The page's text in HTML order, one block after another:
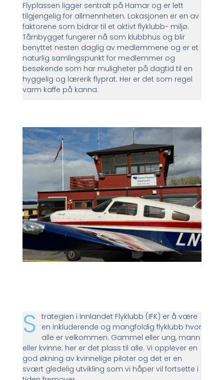
Flyplassen ligger sentralt på Hamar og er lett
tilgjengelig for allmennheten. Lokasjonen er en av
faktorene som bidrar til et aktivt flyklubb- miljø.
Tårnbygget fungerer nå som klubbhus og blir
benyttet nesten daglig av medlemmene og er et
naturlig samlingspunkt for medlemmer og
besøkende som har muligheter på dagtid til en
hyggelig og lærerik flyprat. Her er det som regel
varm kaffe på kanna.
S trategien i Innlandet Flyklubb (IFK) er å være
en inkluderende og mangfoldig flyklubb hvor
alle er velkommen. Gammel eller ung, mann
eller kvinne; her er det plass til alle. Vi opplever en
god økning av kvinnelige piloter og det er en
svært gledelig utvikling som vi håper vil fortsette i